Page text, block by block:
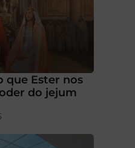
que Ester nos
do jejum